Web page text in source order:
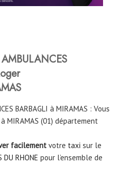
BARBAGLI à MIRAMAS : Vous
MIRAMAS (01) département
facilement votre taxi sur le
RHONE pour l’ensemble de